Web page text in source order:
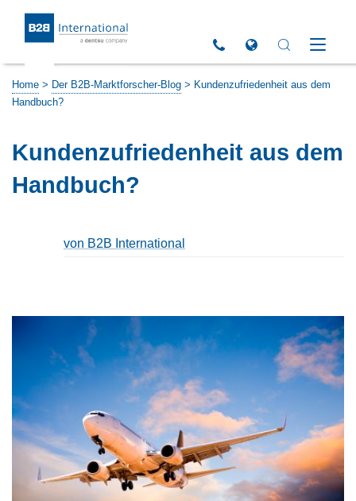
Click to call us
Home > Der B2B-Marktforscher-Blog > Kundenzufriedenheit aus dem
Handbuch?
Kundenzufriedenheit aus dem
Handbuch?
von B2B International